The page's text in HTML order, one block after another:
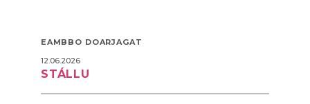
EAMBBO DOARJAGAT
12.06.2026
STÁLLU